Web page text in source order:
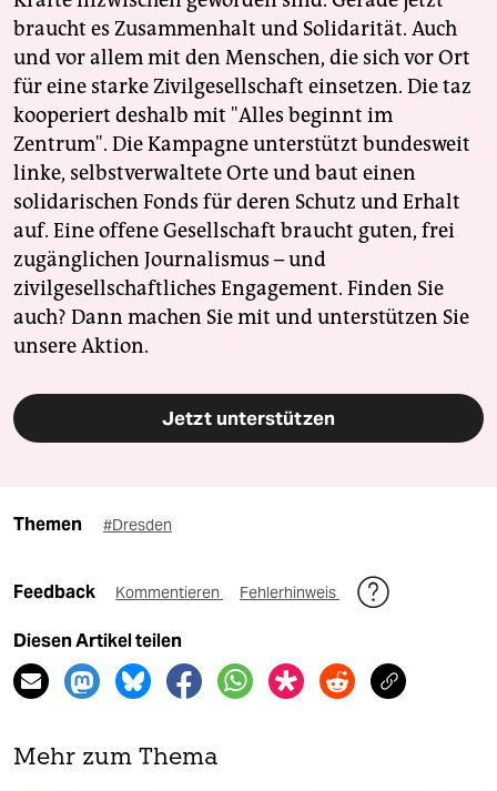
braucht es Zusammenhalt und Solidarität. Auch
und vor allem mit den Menschen, die sich vor Ort
für eine starke Zivilgesellschaft einsetzen. Die taz
kooperiert deshalb mit "Alles beginnt im
Zentrum". Die Kampagne unterstützt bundesweit
linke, selbstverwaltete Orte und baut einen
solidarischen Fonds für deren Schutz und Erhalt
auf. Eine offene Gesellschaft braucht guten, frei
zugänglichen Journalismus – und
zivilgesellschaftliches Engagement. Finden Sie
auch? Dann machen Sie mit und unterstützen Sie
unsere Aktion.
Jetzt unterstützen
Themen #Dresden
Feedback Kommentieren Fehlerhinweis
Diesen Artikel teilen
Mehr zum Thema